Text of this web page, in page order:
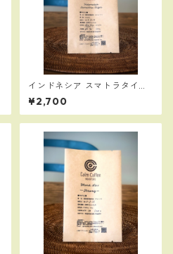
インドネシア スマトラタイガ
ー（中深煎り）300g／苦味、
コク
¥2,700